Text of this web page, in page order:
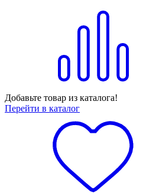
Добавьте товар из каталога!
Перейти в каталог